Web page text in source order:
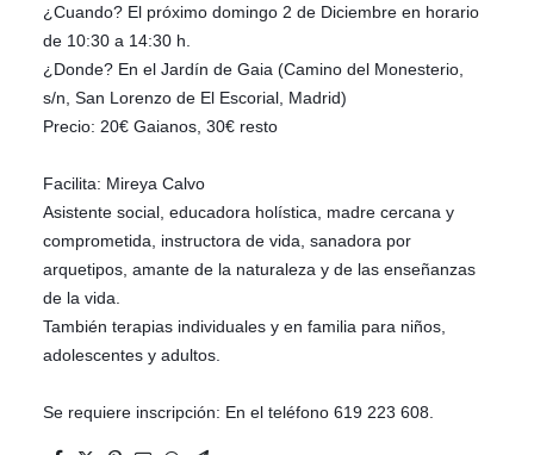
¿Cuando? El próximo domingo 2 de Diciembre en horario
de 10:30 a 14:30 h.
¿Donde? En el Jardín de Gaia (Camino del Monesterio,
s/n, San Lorenzo de El Escorial, Madrid)
Precio: 20€ Gaianos, 30€ resto
Facilita: Mireya Calvo
Asistente social, educadora holística, madre cercana y
comprometida, instructora de vida, sanadora por
arquetipos, amante de la naturaleza y de las enseñanzas
de la vida.
También terapias individuales y en familia para niños,
adolescentes y adultos.
Se requiere inscripción: En el teléfono 619 223 608.